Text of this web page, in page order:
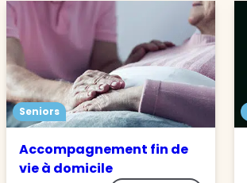
Seniors
Accompagnement fin de
vie à domicile